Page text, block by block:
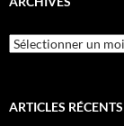
Archives
ARTICLES RÉCENTS